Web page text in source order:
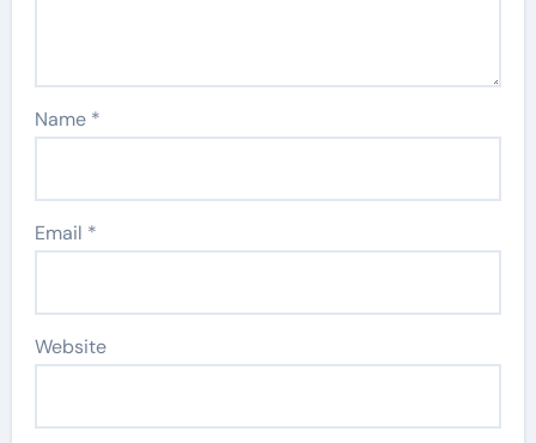
Name *
Email *
Website